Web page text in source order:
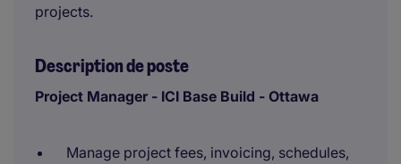
projects.
Description de poste
Project Manager - ICI Base Build - Ottawa
Manage project fees, invoicing, schedules,